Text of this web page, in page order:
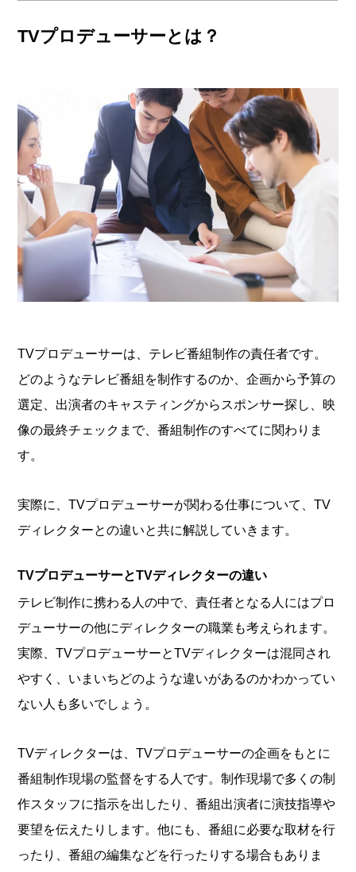
TVプロデューサーとは？
TVプロデューサーは、テレビ番組制作の責任者です。
どのようなテレビ番組を制作するのか、企画から予算の
選定、出演者のキャスティングからスポンサー探し、映
像の最終チェックまで、番組制作のすべてに関わりま
す。
実際に、TVプロデューサーが関わる仕事について、TV
ディレクターとの違いと共に解説していきます。
TVプロデューサーとTVディレクターの違い
テレビ制作に携わる人の中で、責任者となる人にはプロ
デューサーの他にディレクターの職業も考えられます。
実際、TVプロデューサーとTVディレクターは混同され
やすく、いまいちどのような違いがあるのかわかってい
ない人も多いでしょう。
TVディレクターは、TVプロデューサーの企画をもとに
番組制作現場の監督をする人です。制作現場で多くの制
作スタッフに指示を出したり、番組出演者に演技指導や
要望を伝えたりします。他にも、番組に必要な取材を行
ったり、番組の編集などを行ったりする場合もありま